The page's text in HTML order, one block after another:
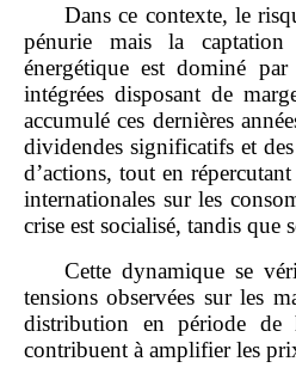
Dans ce contexte, le
pénurie mais la
énergétique est dominé par
intégrées disposant de
accumulé ces dernières
dividendes significatifs et
d’actions, tout en
internationales sur les
crise est socialisé, tandis que
Cette dynamique se
tensions observées sur les
distribution en période de
contribuent à amplifier les